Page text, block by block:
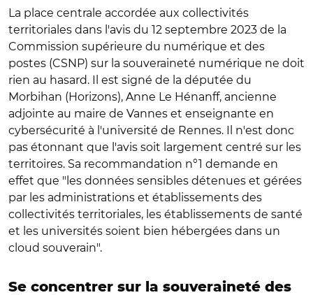
La place centrale accordée aux collectivités
territoriales dans l'avis du 12 septembre 2023 de la
Commission supérieure du numérique et des
postes (CSNP) sur la souveraineté numérique ne doit
rien au hasard. Il est signé de la députée du
Morbihan (Horizons), Anne Le Hénanff, ancienne
adjointe au maire de Vannes et enseignante en
cybersécurité à l'université de Rennes. Il n'est donc
pas étonnant que l'avis soit largement centré sur les
territoires. Sa recommandation n°1 demande en
effet que "les données sensibles détenues et gérées
par les administrations et établissements des
collectivités territoriales, les établissements de santé
et les universités soient bien hébergées dans un
cloud souverain".
Se concentrer sur la souveraineté des